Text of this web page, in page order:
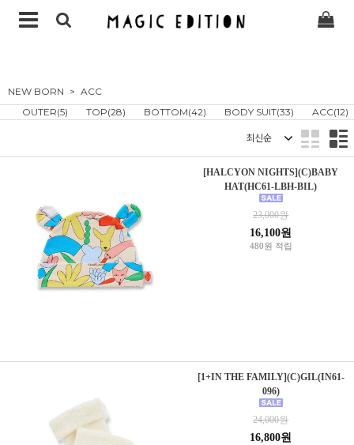
NEW BORN
ACC
OUTER(5)
TOP(28) BOTTOM(42) BODY SUIT(33) ACC(12)
[HALCYON NIGHTS](C)BABY
HAT(HC61-LBH-BIL)
23,000원
16,100원
480원 적립
[1+IN THE FAMILY](C)GIL(IN61-
096)
24,000원
16,800원